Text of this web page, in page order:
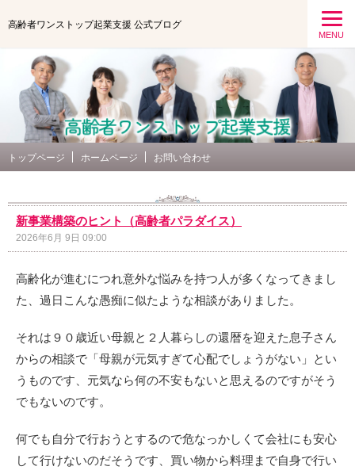
高齢者ワンストップ起業支援 公式ブログ
MENU
トップページ ホームページ お問い合わせ
新事業構築のヒント（高齢者パラダイス）
2026年6月 9日 09:00
高齢化が進むにつれ意外な悩みを持つ人が多くなってきまし
た、過日こんな愚痴に似たような相談がありました。
それは９０歳近い母親と２人暮らしの還暦を迎えた息子さん
からの相談で「母親が元気すぎて心配でしょうがない」とい
うものです、元気なら何の不安もないと思えるのですがそう
でもないのです。
何でも自分で行おうとするので危なっかしくて会社にも安心
して行けないのだそうです、買い物から料理まで自身で行い